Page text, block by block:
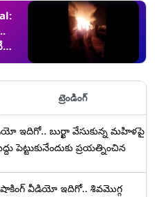
ట్రెండింగ్
ఇదిగో.. బుర్ఖా వేసుకున్న మహిళపై
పెట్టుకునేందుకు ప్రయత్నించిన
షాకింగ్ వీడియో ఇదిగో.. శివమొగ్గ